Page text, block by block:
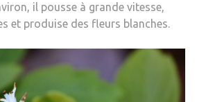
il pousse à grande vitesse,
et produise des fleurs blanches.